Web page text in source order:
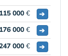
115 000 €
➔
176 000 €
➔
000 € ➔